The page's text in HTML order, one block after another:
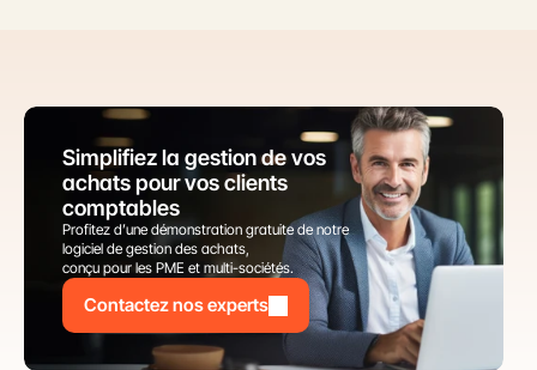
Simplifiez la gestion de vos
achats pour vos clients
comptables
Profitez d’une démonstration gratuite de notre
logiciel de gestion des achats,
conçu pour les PME et multi-sociétés.
Contactez nos experts